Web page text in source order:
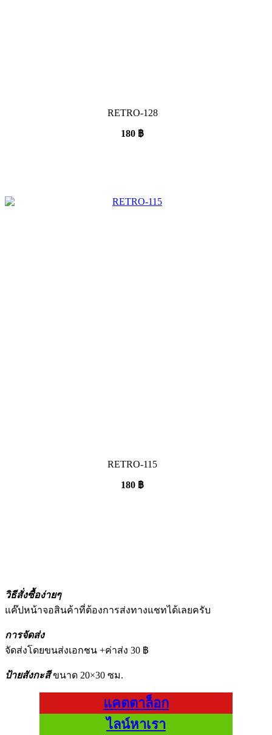
RETRO-128
180 ฿
RETRO-115
180 ฿
วิธีสั่งซื้อง่ายๆ
แค๊ปหน้าจอสินค้าที่ต้องการส่งทางแชทได้เลยครับ
การจัดส่ง
จัดส่งโดยขนส่งเอกชน +ค่าส่ง 30 ฿
ป้ายสังกะสีขนาด 20×30 ซม.
แคตตาล็อก
ไลน์หาเรา